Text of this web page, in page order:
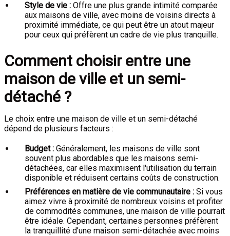
Style de vie : Offre une plus grande intimité comparée
aux maisons de ville, avec moins de voisins directs à
proximité immédiate, ce qui peut être un atout majeur
pour ceux qui préfèrent un cadre de vie plus tranquille.
Comment choisir entre une
maison de ville et un semi-
détaché ?
Le choix entre une maison de ville et un semi-détaché
dépend de plusieurs facteurs :
Budget : Généralement, les maisons de ville sont
souvent plus abordables que les maisons semi-
détachées, car elles maximisent l'utilisation du terrain
disponible et réduisent certains coûts de construction.
Préférences en matière de vie communautaire : Si vous
aimez vivre à proximité de nombreux voisins et profiter
de commodités communes, une maison de ville pourrait
être idéale. Cependant, certaines personnes préfèrent
la tranquillité d’une maison semi-détachée avec moins